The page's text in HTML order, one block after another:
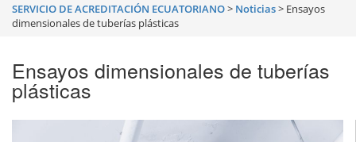
SERVICIO DE ACREDITACIÓN ECUATORIANO> Noticias> Ensayos
dimensionales de tuberías plásticas
Ensayos dimensionales de tuberías
plásticas